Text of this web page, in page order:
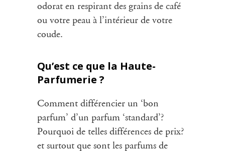
odorat en respirant des grains de café
ou votre peau à l’intérieur de votre
coude.
Qu’est ce que la Haute-
Parfumerie ?
Comment différencier un ‘bon
parfum’ d’un parfum ‘standard’?
Pourquoi de telles différences de prix?
et surtout que sont les parfums de